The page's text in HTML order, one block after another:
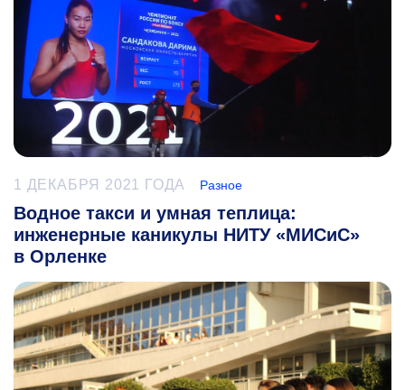
1 ДЕКАБРЯ 2021 ГОДА Разное
Водное такси и умная теплица:
инженерные каникулы НИТУ «МИСиС»
в Орленке